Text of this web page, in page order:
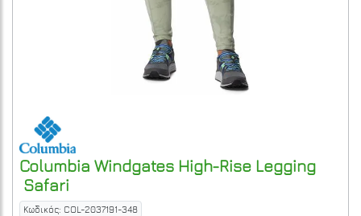
Columbia Windgates High-Rise Legging
Safari
Κωδικός: COL-2037191-348